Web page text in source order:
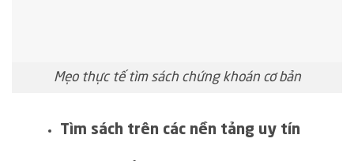
Mẹo thực tế tìm sách chứng khoán cơ bản
Tìm sách trên các nền tảng uy tín